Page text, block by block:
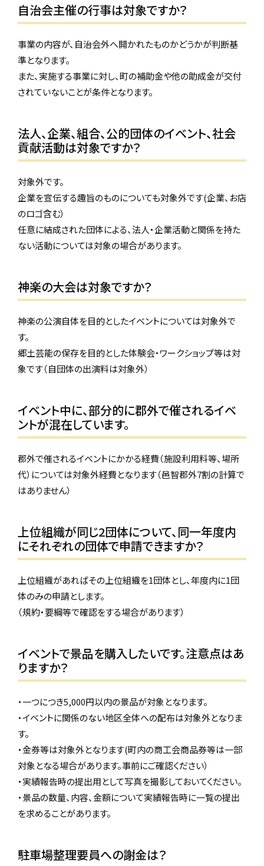
自治会主催の行事は対象ですか？
事業の内容が、自治会外へ開かれたものかどうかが判断基
準となります。
また、実施する事業に対し、町の補助金や他の助成金が交付
されていないことが条件となります。
法人、企業、組合、公的団体のイベント、社会
貢献活動は対象ですか？
対象外です。
企業を宣伝する趣旨のものについても対象外です(企業、お店
のロゴ含む）
任意に結成された団体による、法人・企業活動と関係を持た
ない活動については対象の場合があります。
神楽の大会は対象ですか？
神楽の公演自体を目的としたイベントについては対象外で
す。
郷土芸能の保存を目的とした体験会・ワークショップ等は対
象です（自団体の出演料は対象外）
イベント中に、部分的に郡外で催されるイベ
ントが混在しています。
郡外で催されるイベントにかかる経費（施設利用料等、場所
代）については対象外経費となります（邑智郡外7割の計算で
はありません）
上位組織が同じ2団体について、同一年度内
にそれぞれの団体で申請できますか？
上位組織があればその上位組織を1団体とし、年度内に1団
体のみの申請とします。
（規約・要綱等で確認をする場合があります）
イベントで景品を購入したいです。注意点はあ
りますか？
・一つにつき5,000円以内の景品が対象となります。
・イベントに関係のない地区全体への配布は対象外となりま
す。
・金券等は対象外となります(町内の商工会商品券等は一部
対象となる場合があります。事前にご確認ください）
・実績報告時の提出用として写真を撮影しておいてください。
・景品の数量、内容、金額について実績報告時に一覧の提出
を求めることがあります。
駐車場整理要員への謝金は？